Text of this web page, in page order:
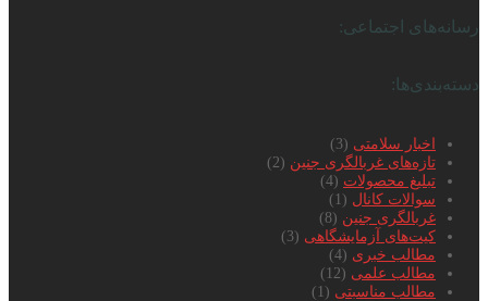
رسانه‌های اجتماعی:
دسته‌بندی‌ها:
اخبار سلامتی (3)
تازه‌های غربالگری جنین (2)
تبلیغ محصولات (4)
سوالات کانال (1)
غربالگری جنین (8)
کیت‌های آزمایشگاهی (3)
مطالب خبری (4)
مطالب علمی (12)
مطالب مناسبتی (1)